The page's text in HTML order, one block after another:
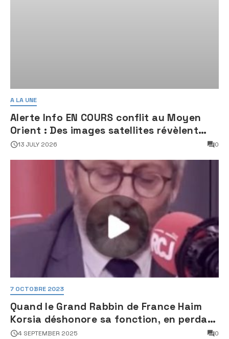
A LA UNE
Alerte Info EN COURS conflit au Moyen
Orient : Des images satellites révèlent
une activité jugée « inquiétante » sur
13 JULY 2026 0
7 OCTOBRE 2023
Quand le Grand Rabbin de France Haim
Korsia déshonore sa fonction, en perdant
son sang froid
4 SEPTEMBER 2025 0